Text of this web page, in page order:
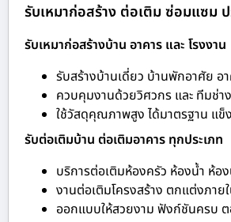
รับเหมาก่อสร้าง ต่อเติม ซ่อมแซม ป
รับเหมาก่อสร้างบ้าน อาคาร และ โรงงาน
รับสร้างบ้านเดี่ยว บ้านพักอาศัย อ
ควบคุมงานด้วยวิศวกร และ ทีมช่
ใช้วัสดุคุณภาพสูง ได้มาตรฐาน แ
รับต่อเติมบ้าน ต่อเติมอาคาร ทุกประเภท
บริการต่อเติมห้องครัว ห้องน้ำ ห้อ
งานต่อเติมโครงสร้าง ตกแต่งภาย
ออกแบบให้สวยงาม ฟังก์ชันครบ